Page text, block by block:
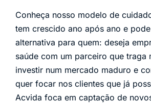
Conheça nosso modelo de
tem crescido ano após ano e
alternativa para quem: deseja
saúde com um parceiro que traga
investir num mercado maduro e
quer focar nos clientes que já
Acvida foca em captação de